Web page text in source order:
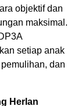
objektif dan
maksimal.
setiap anak
dan
Herlan